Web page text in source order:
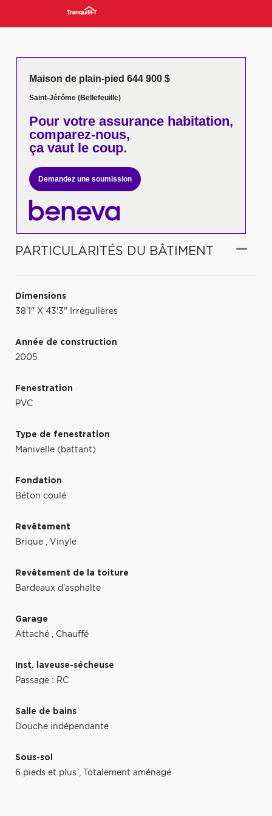
Maison de plain-pied 644 900 $
Saint-Jérôme (Bellefeuille)
Pour votreassurance habitation,
comparez-nous,
ça vaut le coup.
Demandez une soumission
PARTICULARITÉS DU BÂTIMENT
Dimensions
38'1" X 43'3" Irrégulières
Année de construction
2005
Fenestration
PVC
Type de fenestration
Manivelle (battant)
Fondation
Béton coulé
Revêtement
Brique , Vinyle
Revêtement de la toiture
Bardeaux d'asphalte
Garage
Attaché , Chauffé
Inst. laveuse-sécheuse
Passage : RC
Salle de bains
Douche indépendante
Sous-sol
6 pieds et plus , Totalement aménagé